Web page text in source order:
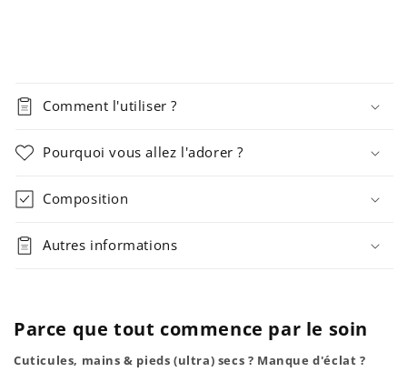
Comment l'utiliser ?
Pourquoi vous allez l'adorer ?
Composition
Autres informations
Parce que tout commence par le soin
Cuticules, mains & pieds (ultra) secs ? Manque d'éclat ?